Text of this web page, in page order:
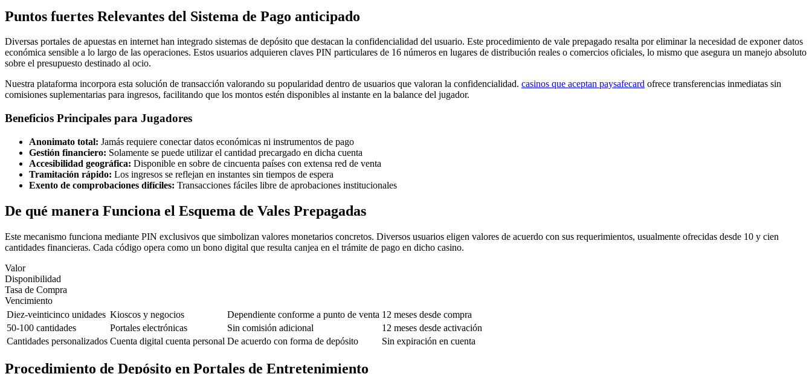
Puntos fuertes Relevantes del Sistema de Pago anticipado
Diversas portales de apuestas en internet han integrado sistemas de depósito que destacan la confidencialidad del usuario. Este procedimiento de vale prepagado resalta por eliminar la necesidad de exponer datos
económica sensible a lo largo de las operaciones. Estos usuarios adquieren claves PIN particulares de 16 números en lugares de distribución reales o comercios oficiales, lo mismo que asegura un manejo absoluto
sobre el presupuesto destinado al ocio.
Nuestra plataforma incorpora esta solución de transacción valorando su popularidad dentro de usuarios que valoran la confidencialidad. casinos que aceptan paysafecard ofrece transferencias inmediatas sin
comisiones suplementarias para ingresos, facilitando que los montos estén disponibles al instante en la balance del jugador.
Beneficios Principales para Jugadores
Anonimato total: Jamás requiere conectar datos económicas ni instrumentos de pago
Gestión financiero: Solamente se puede utilizar el cantidad precargado en dicha cuenta
Accesibilidad geográfica: Disponible en sobre de cincuenta países con extensa red de venta
Tramitación rápido: Los ingresos se reflejan en instantes sin tiempos de espera
Exento de comprobaciones difíciles: Transacciones fáciles libre de aprobaciones institucionales
De qué manera Funciona el Esquema de Vales Prepagadas
Este mecanismo funciona mediante PIN exclusivos que simbolizan valores monetarios concretos. Diversos usuarios eligen valores de acuerdo con sus requerimientos, usualmente ofrecidas desde 10 y cien
cantidades financieras. Cada código opera como un bono digital que resulta canjea en el trámite de pago en dicho casino.
Valor
Disponibilidad
Tasa de Compra
Vencimiento
Diez-veinticinco unidades Kioscos y negocios Dependiente conforme a punto de venta 12 meses desde compra
50-100 cantidades
Portales electrónicas Sin comisión adicional
12 meses desde activación
Cantidades personalizados Cuenta digital cuenta personal De acuerdo con forma de depósito Sin expiración en cuenta
Procedimiento de Depósito en Portales de Entretenimiento